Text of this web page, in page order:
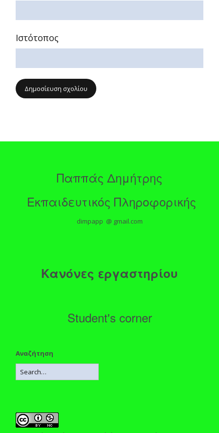
Ιστότοπος
Παππάς Δημήτρης
Εκπαιδευτικός Πληροφορικής
dimpapp @ gmail.com
Κανόνες εργαστηρίου
Student's corner
Αναζήτηση